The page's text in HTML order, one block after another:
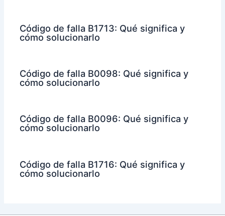
Código de falla B1713: Qué significa y
cómo solucionarlo
Código de falla B0098: Qué significa y
cómo solucionarlo
Código de falla B0096: Qué significa y
cómo solucionarlo
Código de falla B1716: Qué significa y
cómo solucionarlo